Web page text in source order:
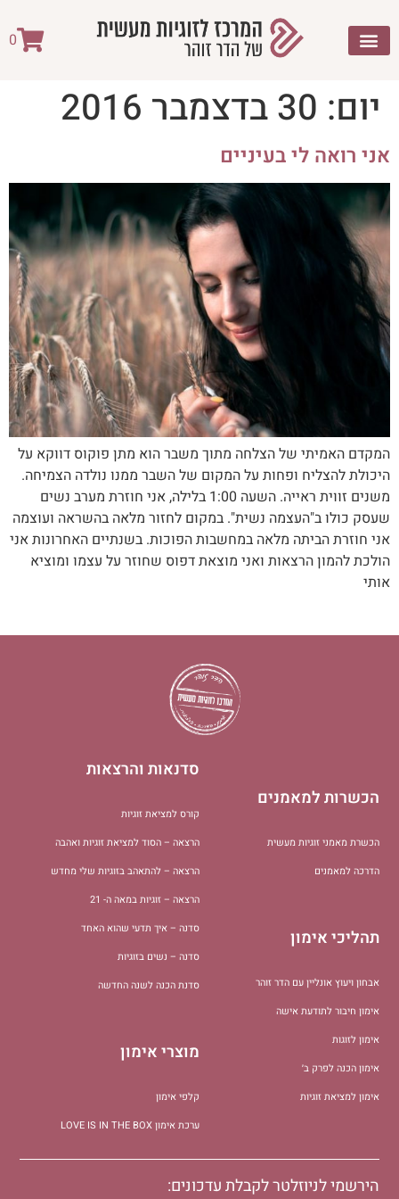
0
יום: 30 בדצמבר 2016
אני רואה לי בעיניים
המקדם האמיתי של הצלחה מתוך משבר הוא מתן פוקוס דווקא על
היכולת להצליח ופחות על המקום של השבר ממנו נולדה הצמיחה.
משנים זווית ראייה. השעה 1:00 בלילה, אני חוזרת מערב נשים
שעסק כולו ב"העצמה נשית". במקום לחזור מלאה בהשראה ועוצמה
אני חוזרת הביתה מלאה במחשבות הפוכות. בשנתיים האחרונות אני
הולכת להמון הרצאות ואני מוצאת דפוס שחוזר על עצמו ומוציא
אותי
הכשרות למאמנים
הכשרת מאמני זוגיות מעשית
הדרכה למאמנים
תהליכי אימון
אבחון ויעוץ אונליין עם הדר זוהר
אימון חיבור לתודעת אישה
אימון לזוגות
אימון הכנה לפרק ב׳
אימון למציאת זוגיות
סדנאות והרצאות
קורס למציאת זוגיות
הרצאה – הסוד למציאת זוגיות ואהבה
הרצאה – להתאהב בזוגיות שלי מחדש
הרצאה – זוגיות במאה ה- 21
סדנה – איך תדעי שהוא האחד
סדנה – נשים בזוגיות
סדנת הכנה לשנה החדשה
מוצרי אימון
קלפי אימון
ערכת אימון LOVE IS IN THE BOX
הירשמי לניוזלטר לקבלת עדכונים: